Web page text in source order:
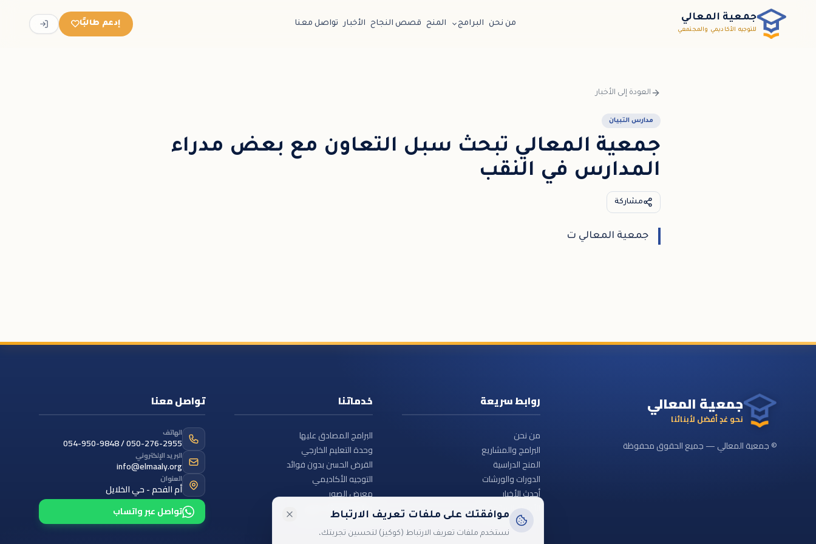
تخطي إلى المحتوى الرئيسي / דלג לתוכן הראשי
جمعية المعالي
للتوجيه الأكاديمي والمجتمعي
من نحن البرامج المنح قصص النجاح الأخبار تواصل معنا إدعم طالبًا
العودة إلى الأخبار
مدارس التبيان
جمعية المعالي تبحث سبل التعاون مع بعض مدراء
المدارس في النقب
مشاركة
جمعية المعالي ت
جمعية المعالي
نحو غدٍ أفضل لأبنائنا
© جمعية المعالي — جميع الحقوق محفوظة
روابط سريعة
من نحن
البرامج والمشاريع
المنح الدراسية
الدورات والورشات
أحدث الأخبار
الأسئلة الشائعة
خدماتنا
البرامج المصادق عليها
وحدة التعليم الخارجي
القرض الحسن بدون فوائد
التوجيه الأكاديمي
معرض الصور
ساهم معنا – تبرع
تواصل معنا
الهاتف
054-950-9848 / 050-276-2955
البريد الإلكتروني
info@elmaaly.org
العنوان
أم الفحم - حي الخلايل
تواصل عبر واتساب
موافقتك على ملفات تعريف الارتباط
نستخدم ملفات تعريف الارتباط (كوكيز) لتحسين تجربتك،